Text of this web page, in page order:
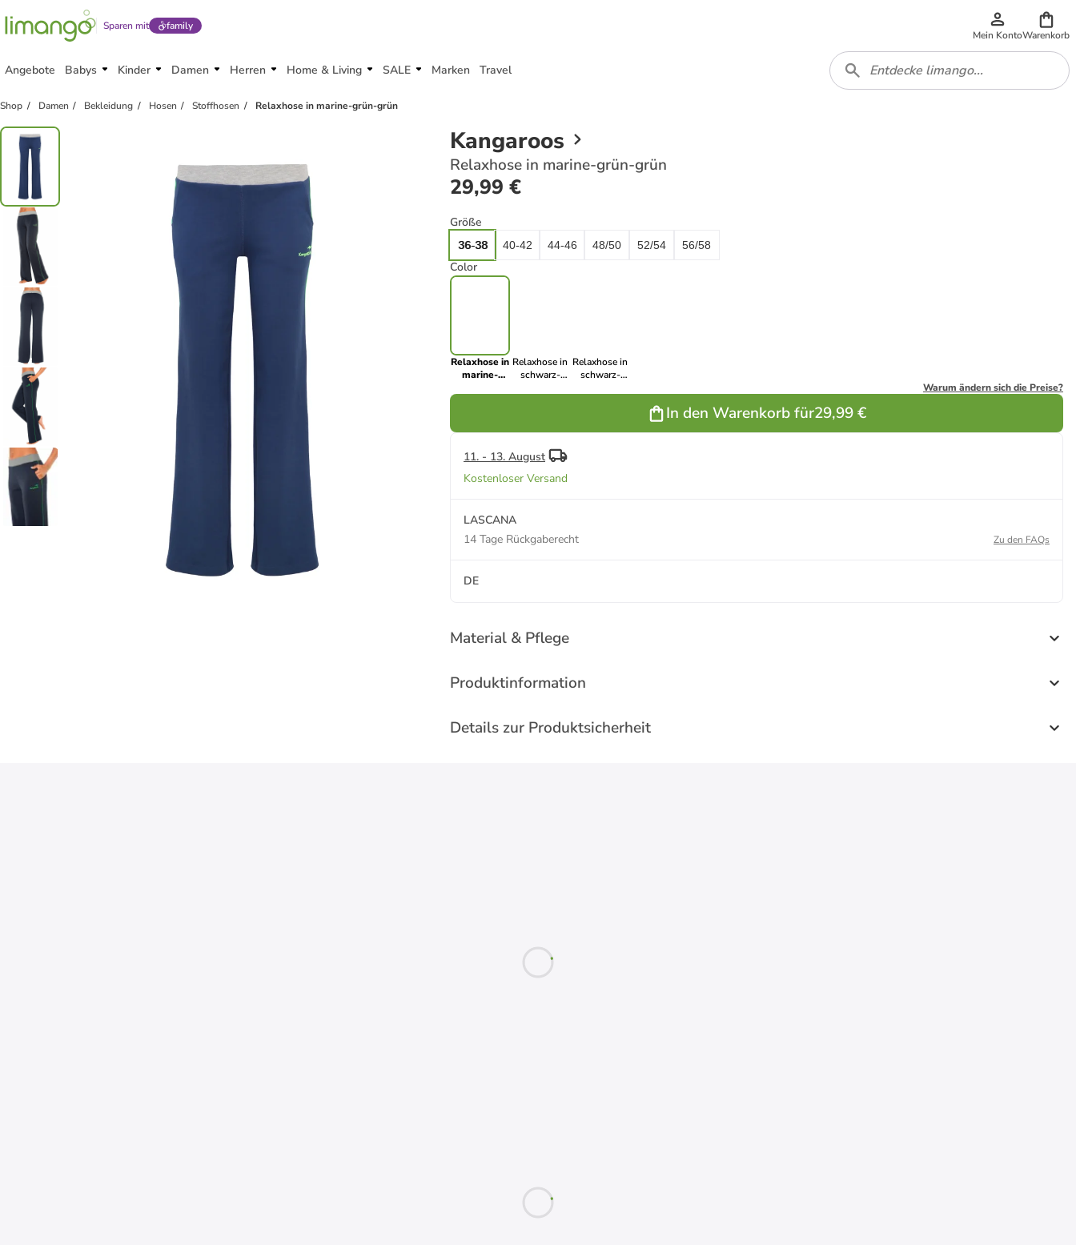
Sparen mit family
Mein KontoWarenkorb
Angebote Babys Kinder Damen Herren Home & Living SALE Marken Travel
Shop Damen Bekleidung Hosen Stoffhosen Relaxhose in marine-grün-grün
Kangaroos
Relaxhose in marine-grün-grün
29,99 €
Größe
36-38 40-42 44-46 48/50 52/54 56/58
Color
Relaxhose in
marine-
Relaxhose in
schwarz-
Relaxhose in
schwarz-
Warum ändern sich die Preise?
In den Warenkorb für29,99 €
11. - 13. August
Kostenloser Versand
LASCANA
14 Tage Rückgaberecht
Zu den FAQs
DE
Material & Pflege
Produktinformation
Details zur Produktsicherheit